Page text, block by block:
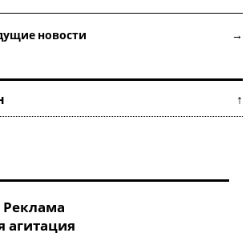
новости →
персон ↑
Реклама
агитация